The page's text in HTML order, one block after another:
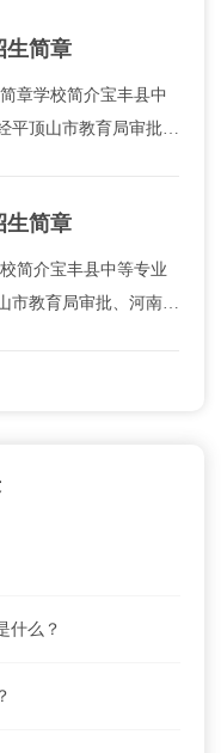
生简章
章学校简介宝丰县中
平顶山市教育局审批、
生简章
简介宝丰县中等专业
市教育局审批、河南省
什么？